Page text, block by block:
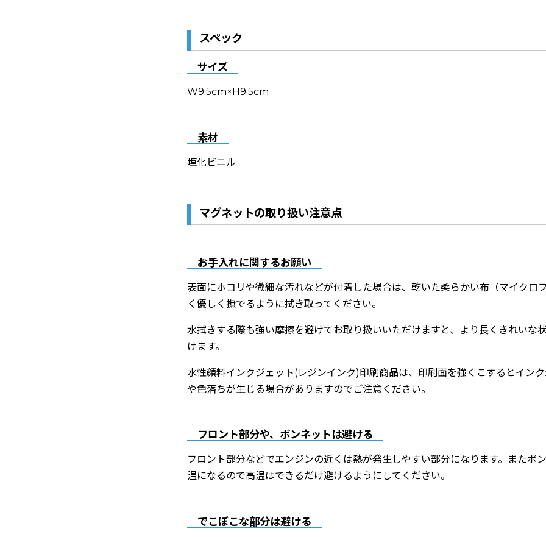
スペック
サイズ
W9.5cm×H9.5cm
素材
塩化ビニル
マグネットの取り扱い注意点
お手入れに関するお願い
表面にホコリや微細な汚れなどが付着した場合は、乾いた柔らかい布（マイクロ
く優しく撫でるように拭き取ってください。
水拭きする際も強い摩擦を避けてお取り扱いいただけますと、より長くきれいな
けます。
水性顔料インクジェット(レジンインク)印刷商品は、印刷面を強くこするとイン
や色落ちが生じる場合がありますのでご注意ください。
フロント部分や、ボンネットは避ける
フロント部分などでエンジンの近くは熱が発生しやすい部分になります。またボ
温になるので高温はできるだけ避けるようにしてください。
でこぼこな部分は避ける